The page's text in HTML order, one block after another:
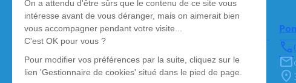
Nos agences
Pompes Funèbres Didier TORRANO
04 68 89 25 50
didier.torrano@gmail.com
12 Bis Place de la République – 66690 – Sorède